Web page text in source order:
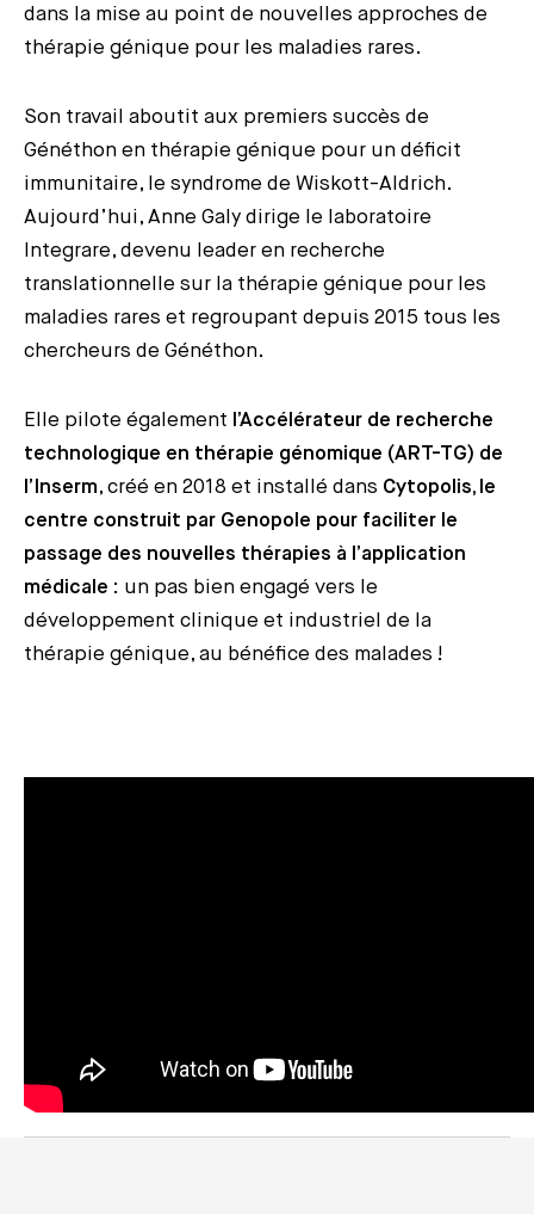
dans la mise au point de nouvelles approches de
thérapie génique pour les maladies rares.
Son travail aboutit aux premiers succès de
Généthon en thérapie génique pour un déficit
immunitaire, le syndrome de Wiskott-Aldrich.
Aujourd’hui, Anne Galy dirige le laboratoire
Integrare, devenu leader en recherche
translationnelle sur la thérapie génique pour les
maladies rares et regroupant depuis 2015 tous les
chercheurs de Généthon.
Elle pilote également l’Accélérateur de recherche
technologique en thérapie génomique (ART-TG) de
l’Inserm, créé en 2018 et installé dans Cytopolis, le
centre construit par Genopole pour faciliter le
passage des nouvelles thérapies à l’application
médicale : un pas bien engagé vers le
développement clinique et industriel de la
thérapie génique, au bénéfice des malades !